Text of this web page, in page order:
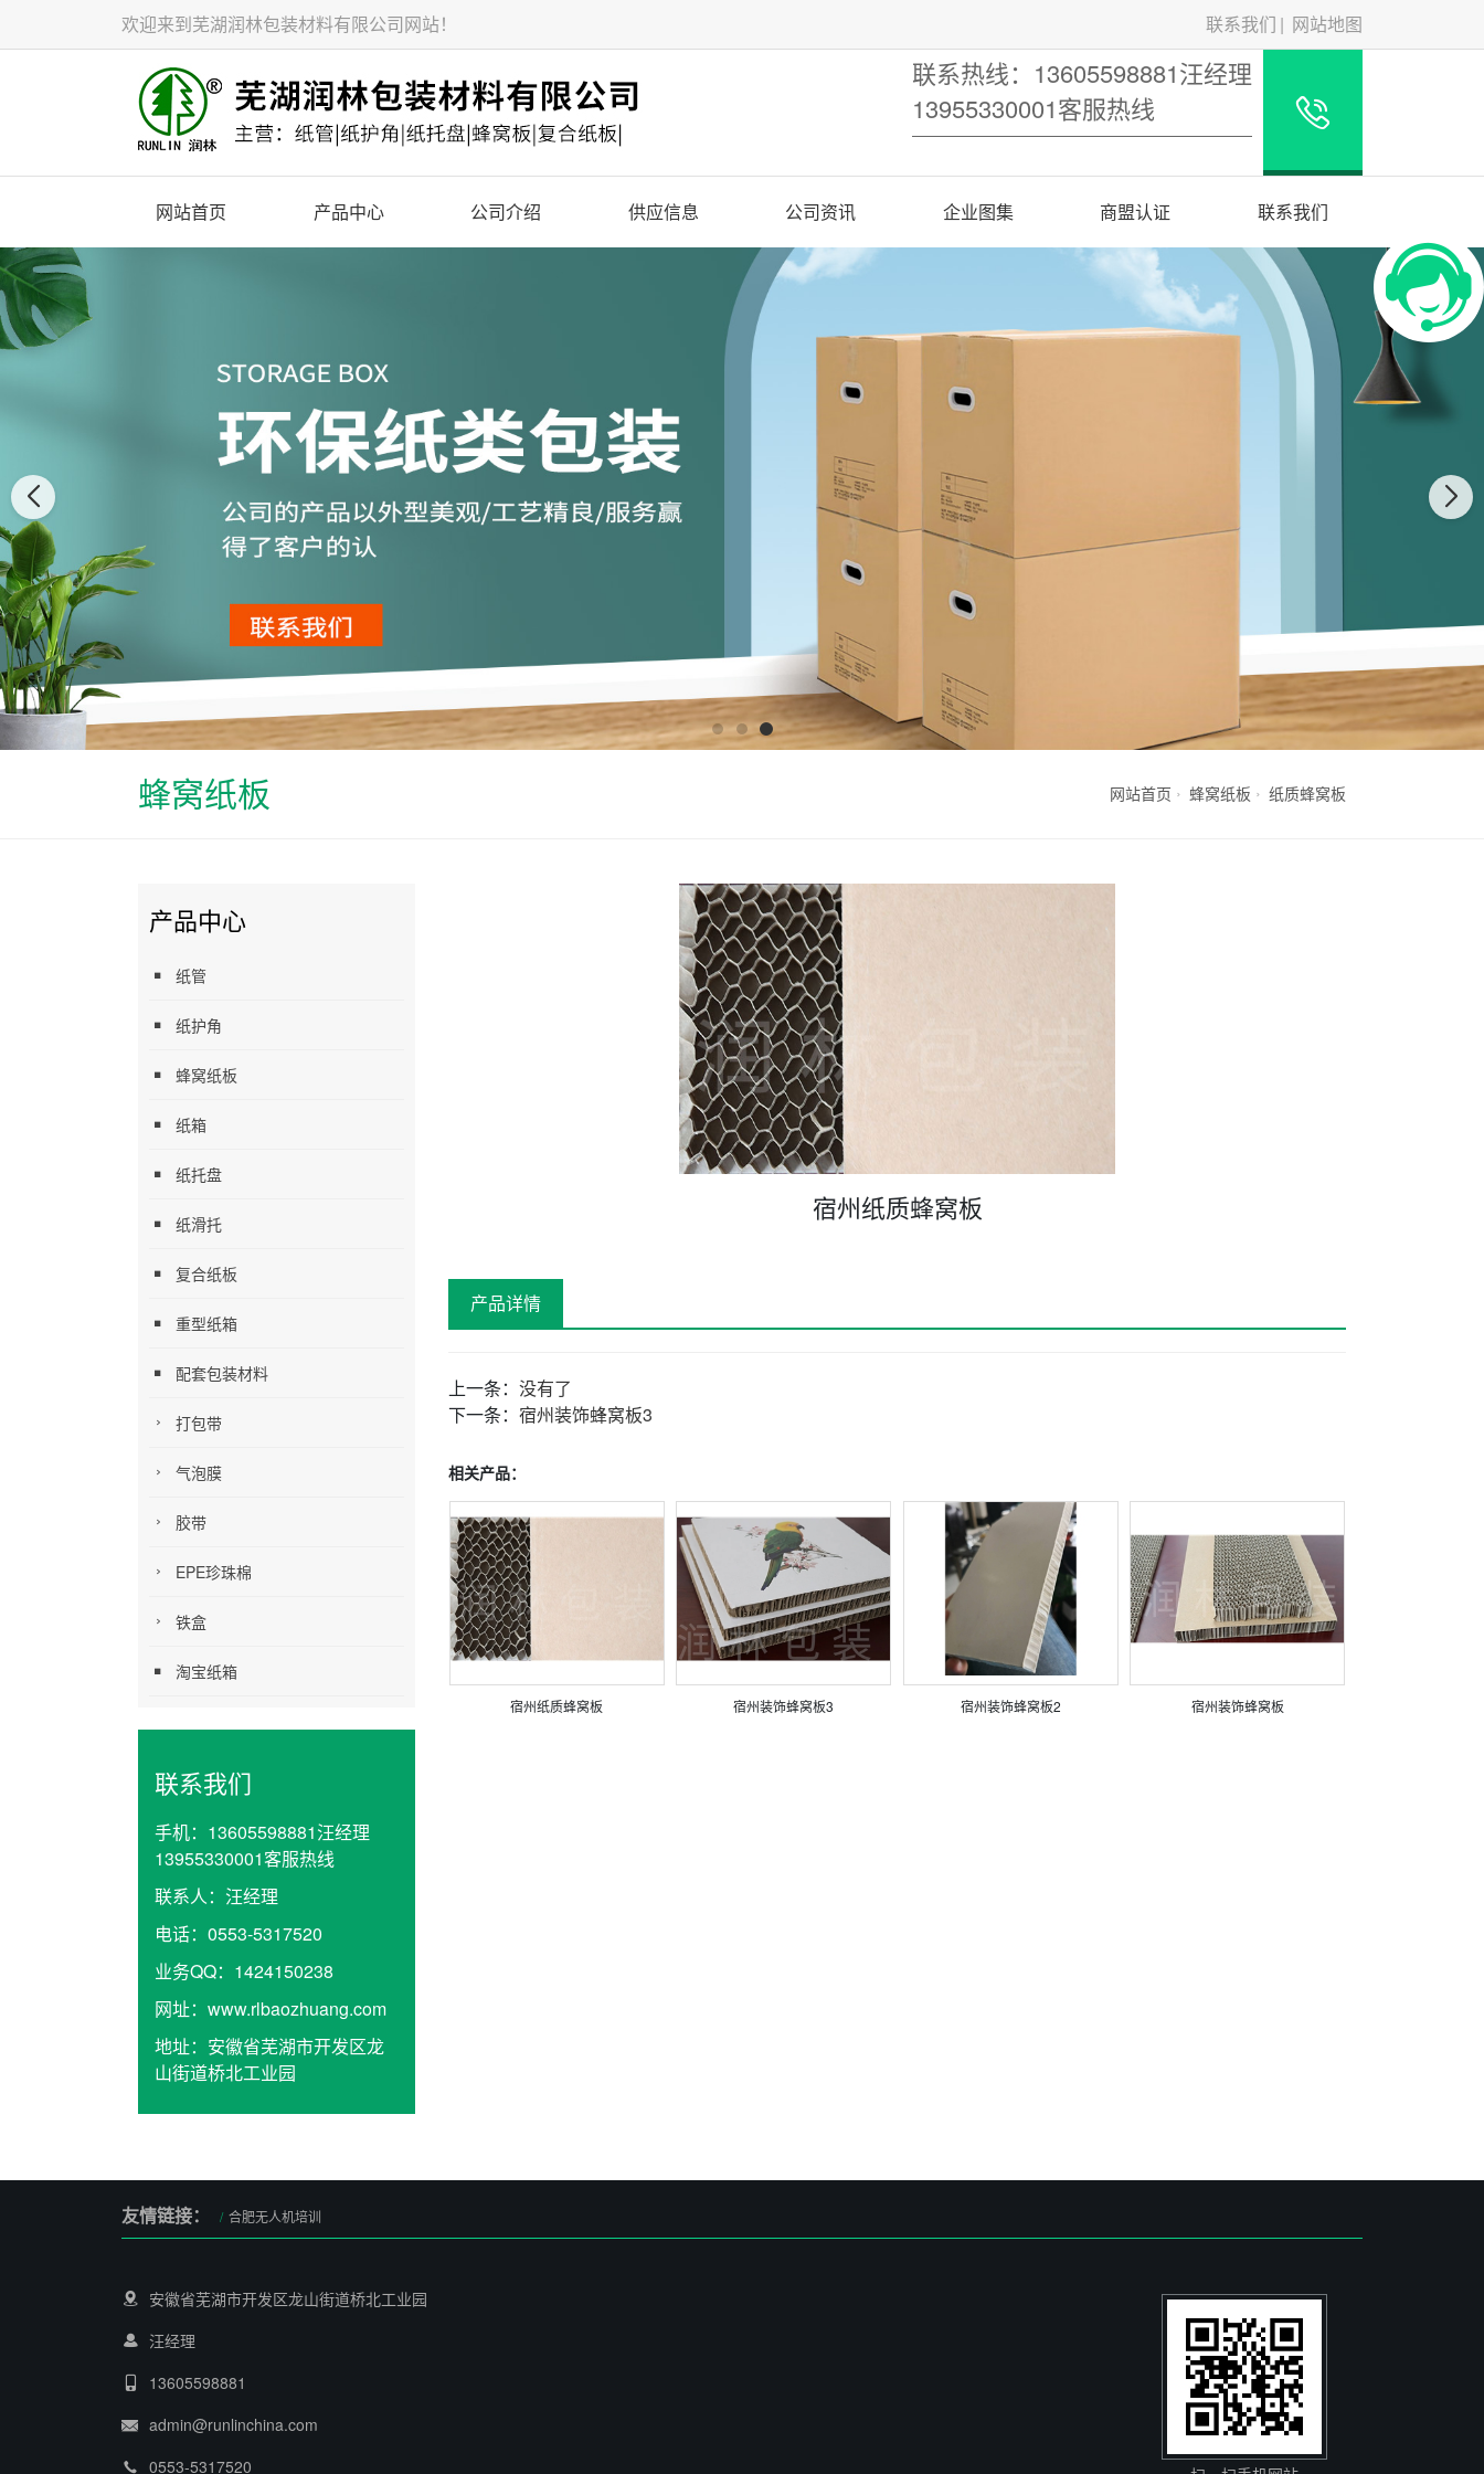
欢迎来到芜湖润林包装材料有限公司网站！ 联系我们 网站地图
联系热线：13605598881汪经理
13955330001客服热线
网站首页 产品中心 公司介绍 供应信息 公司资讯 企业图集 商盟认证 联系我们
蜂窝纸板 网站首页 蜂窝纸板 纸质蜂窝板
产品中心
纸管
纸护角
蜂窝纸板
纸箱
纸托盘
纸滑托
复合纸板
重型纸箱
配套包装材料
打包带
气泡膜
胶带
EPE珍珠棉
铁盒
淘宝纸箱
联系我们
手机： 13605598881汪经理
13955330001客服热线
联系人： 汪经理
电话： 0553-5317520
业务QQ： 1424150238
网址： www.rlbaozhuang.com
地址： 安徽省芜湖市开发区龙
山街道桥北工业园
宿州纸质蜂窝板
产品详情
上一条： 没有了
下一条： 宿州装饰蜂窝板3
相关产品：
宿州纸质蜂窝板 宿州装饰蜂窝板3 宿州装饰蜂窝板2 宿州装饰蜂窝板
友情链接： 合肥无人机培训
安徽省芜湖市开发区龙山街道桥北工业园
汪经理
13605598881
admin@runlinchina.com
0553-5317520